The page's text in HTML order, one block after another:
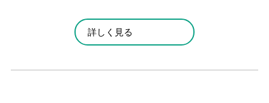
詳しく見る